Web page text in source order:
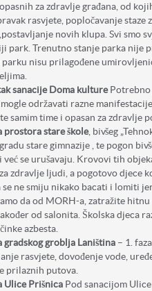
za zdravlje građana, od
rasvjete, popločavanje staze
novih klupa. Svi smo
park. Trenutno stanje parka nije
parku nisu prilagođene
sanacije Doma kulturePotrebno
mogle održavati razne
samim time i opasan za zdravlje
prostora stare škole, bivšeg
stare gimnazije , te pogon
već se urušavaju. Krovovi tih
zdravlje ljudi, a pogotovo djece
se ne smiju nikako bacati i lomiti
da od MORH-a, zatražite
od salonita. Školska djeca
azbesta.
gradskog groblja Laniština – 1.
rasvjete, dovođenje vode,
prilaznih putova.
Ulice Prišnica Pod sanacijom